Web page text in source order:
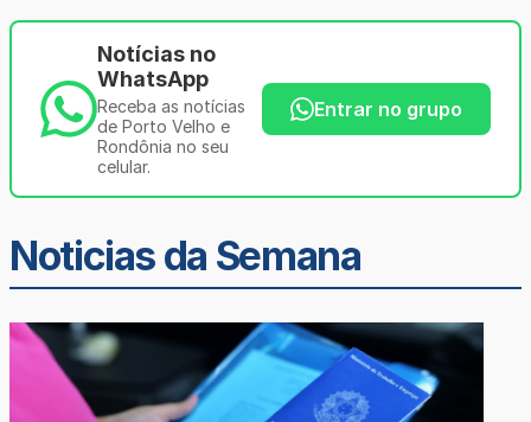
Notícias no
WhatsApp
Receba as notícias
de Porto Velho e
Rondônia no seu
celular.
Entrar no grupo
Noticias da Semana